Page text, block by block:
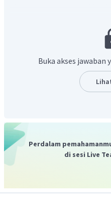
Dengan demikian, pilihan
Buka akses
Perdalam
di sesi Live